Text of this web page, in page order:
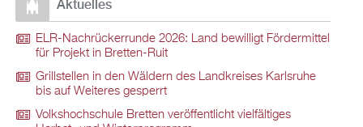
Aktuelles
ELR-Nachrückerrunde 2026: Land bewilligt Fördermittel
für Projekt in Bretten-Ruit
Grillstellen in den Wäldern des Landkreises Karlsruhe
bis auf Weiteres gesperrt
Volkshochschule Bretten veröffentlicht vielfältiges